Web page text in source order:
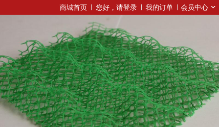
商城首页 您好，请登录 我的订单 会员中心